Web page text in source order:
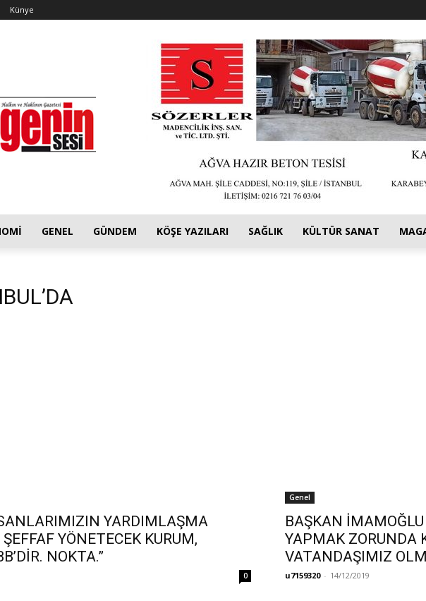
Künye
GENEL GÜNDEM KÖŞE YAZILARI SAĞLIK KÜLTÜR SANAT
YARDIMLAŞMA
YÖNETECEK KURUM,
NOKTA.”
0
Genel
BAŞKAN İMAMOĞLU
YAPMAK ZORUNDA
VATANDAŞIMIZ
u7159320 - 14/12/2019